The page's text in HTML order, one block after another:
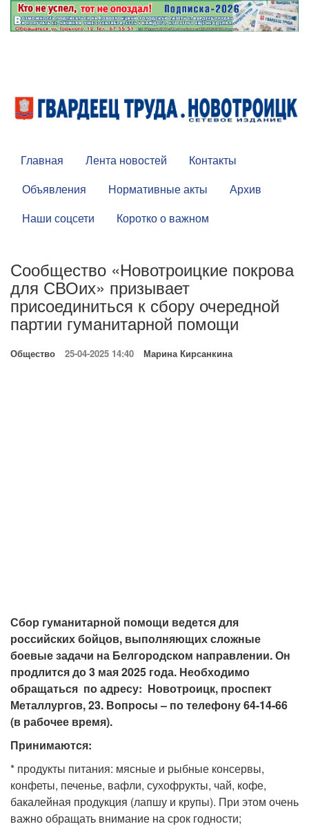
Главная Лента новостей
Контакты
Объявления
Нормативные акты
Архив
Наши соцсети
Коротко о важном
Сообщество «Новотроицкие покрова
для СВОих» призывает
присоединиться к сбору очередной
партии гуманитарной помощи
Общество 25-04-2025 14:40 Марина Кирсанкина
Сбор гуманитарной помощи ведется для
российских бойцов, выполняющих сложные
боевые задачи на Белгородском направлении. Он
продлится до 3 мая 2025 года. Необходимо
обращаться по адресу: Новотроицк, проспект
Металлургов, 23. Вопросы – по телефону 64-14-66
(в рабочее время).
Принимаются:
* продукты питания: мясные и рыбные консервы,
конфеты, печенье, вафли, сухофрукты, чай, кофе,
бакалейная продукция (лапшу и крупы). При этом очень
важно обращать внимание на срок годности;